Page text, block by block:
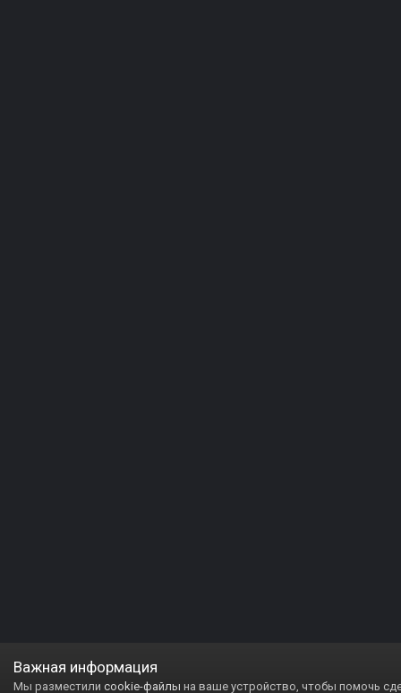
Важная информация
Мы разместили cookie-файлы на ваше устройство, чтобы помочь